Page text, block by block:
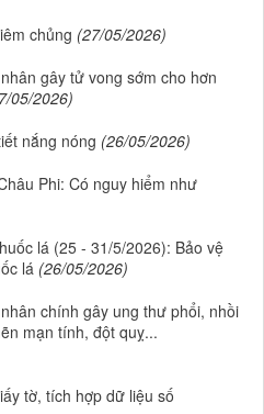
chủng (27/05/2026)
gây tử vong sớm cho hơn
05/2026)
nắng nóng (26/05/2026)
Phi: Có nguy hiểm như
lá (25 - 31/5/2026): Bảo vệ
lá (26/05/2026)
chính gây ung thư phổi, nhồi
mạn tính, đột quỵ...
tờ, tích hợp dữ liệu số